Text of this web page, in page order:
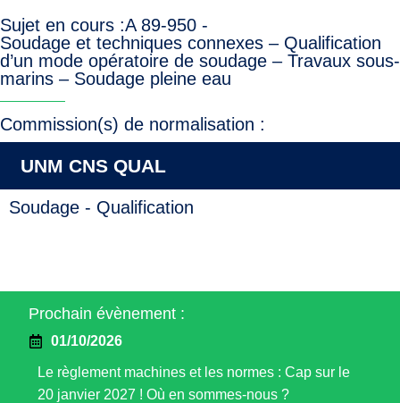
Sujet en cours :A 89-950 -
Soudage et techniques connexes – Qualification
d’un mode opératoire de soudage – Travaux sous-
marins – Soudage pleine eau
Commission(s) de normalisation :
UNM CNS QUAL
Soudage - Qualification
Prochain évènement :
01/10/2026
Le règlement machines et les normes : Cap sur le
20 janvier 2027 ! Où en sommes-nous ?